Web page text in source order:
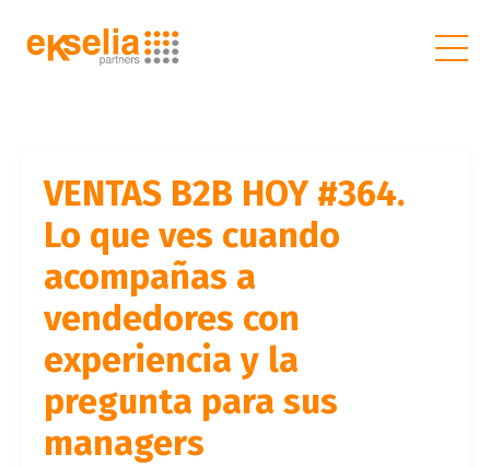
VENTAS B2B HOY #364.
Lo que ves cuando
acompañas a
vendedores con
experiencia y la
pregunta para sus
managers